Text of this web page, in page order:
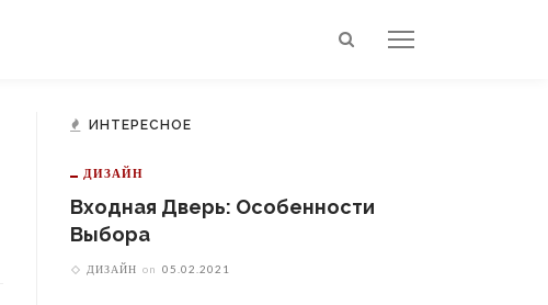
ИНТЕРЕСНОЕ
ДИЗАЙН
Входная Дверь: Особенности
Выбора
ДИЗАЙН on 05.02.2021